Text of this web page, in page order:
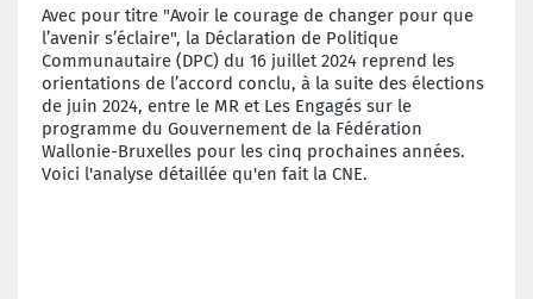
Avec pour titre "Avoir le courage de changer pour que
l’avenir s’éclaire", la Déclaration de Politique
Communautaire (DPC) du 16 juillet 2024 reprend les
orientations de l’accord conclu, à la suite des élections
de juin 2024, entre le MR et Les Engagés sur le
programme du Gouvernement de la Fédération
Wallonie-Bruxelles pour les cinq prochaines années.
Voici l'analyse détaillée qu'en fait la CNE.